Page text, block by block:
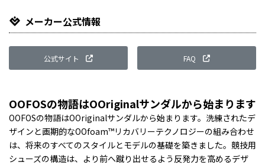
メーカー公式情報
公式サイト FAQ
OOFOSの物語はOOriginalサンダルから始まります
OOFOSの物語はOOriginalサンダルから始まります。洗練されたデ
ザインと画期的なOOfoam™リカバリーテクノロジーの組み合わせ
は、将来のすべてのスタイルとモデルの基礎を築きました。競技用
シューズの構造は、より前へ蹴り出せるよう反発力を高めるデザ